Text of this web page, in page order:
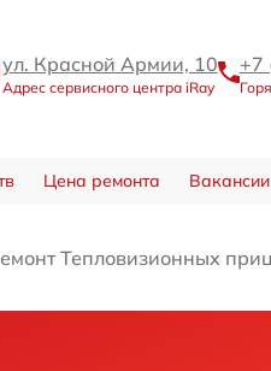
ул. Красной Армии, 10
Адрес сервисного центра iRay
+7
Цена ремонта Вакансии
Тепловизионных